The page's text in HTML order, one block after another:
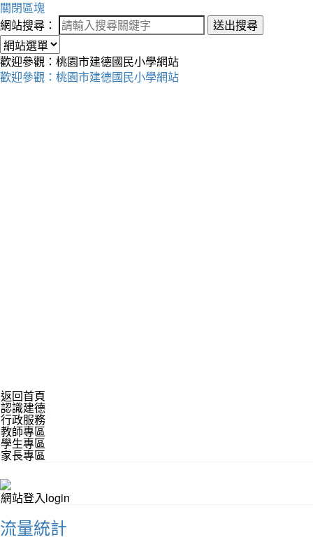
關閉區塊
網站搜尋：
送出搜尋
歡迎參觀：桃園市建德國民小學網站
歡迎參觀：桃園市建德國民小學網站
返回首頁
認識建德
行政服務
教師專區
學生專區
家長專區
網站登入login
流量統計